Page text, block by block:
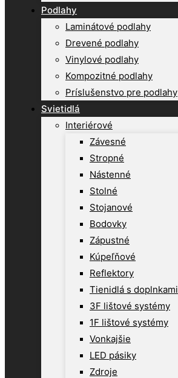
Podlahy
Laminátové podlahy
Drevené podlahy
Vinylové podlahy
Kompozitné podlahy
Príslušenstvo pre podlahy
Svietidlá
Interiérové
Závesné
Stropné
Nástenné
Stolné
Stojanové
Bodovky
Zápustné
Kúpeľňové
Reflektory
Tienidlá s doplnkami
3F lištové systémy
1F lištové systémy
Vonkajšie
LED pásiky
Zdroje